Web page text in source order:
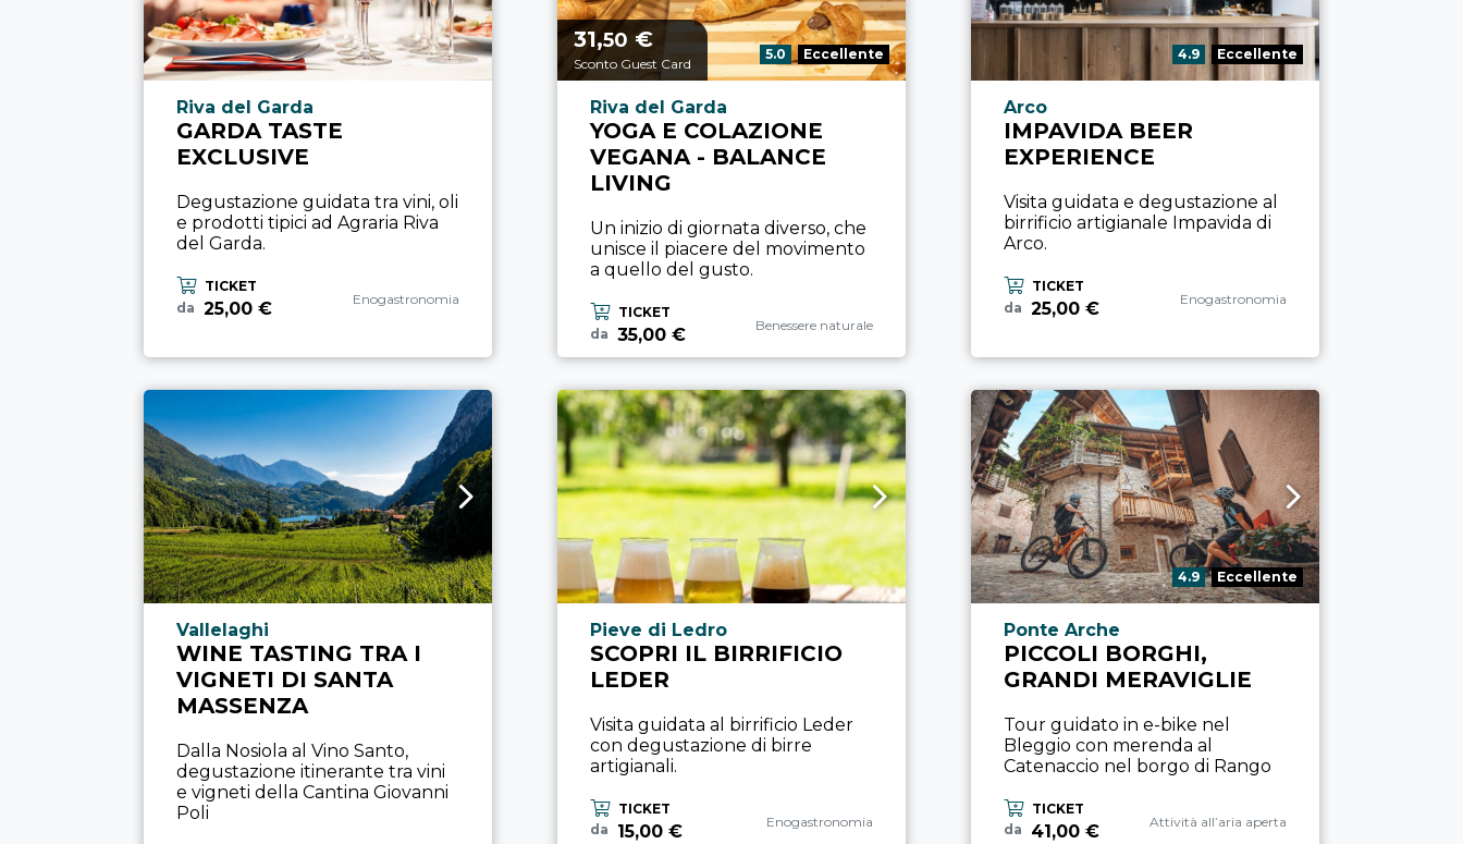
Località esperienza
Riva del Garda
GARDA TASTE
EXCLUSIVE
Degustazione guidata tra vini, oli
e prodotti tipici ad Agraria Riva
del Garda.
TICKET
da 25,00 €
Categoria esperienza
Enogastronomia
Prezzo a partire da
31,50 €
Sconto Guest Card
Valutazione:
5.0 Eccellente
Località esperienza
Riva del Garda
YOGA E COLAZIONE
VEGANA - BALANCE
LIVING
Un inizio di giornata diverso, che
unisce il piacere del movimento
a quello del gusto.
TICKET
da 35,00 €
Categoria esperienza
Benessere naturale
Valutazione:
4.9 Eccellente
Località esperienza
Arco
IMPAVIDA BEER
EXPERIENCE
Visita guidata e degustazione al
birrificio artigianale Impavida di
Arco.
TICKET
da 25,00 €
Categoria esperienza
Enogastronomia
Località esperienza
Vallelaghi
WINE TASTING TRA I
VIGNETI DI SANTA
MASSENZA
Dalla Nosiola al Vino Santo,
degustazione itinerante tra vini
e vigneti della Cantina Giovanni
Poli
Località esperienza
Pieve di Ledro
SCOPRI IL BIRRIFICIO
LEDER
Visita guidata al birrificio Leder
con degustazione di birre
artigianali.
TICKET
da
15,00 €
Categoria esperienza
Enogastronomia
Valutazione:
4.9 Eccellente
Località esperienza
Ponte Arche
PICCOLI BORGHI,
GRANDI MERAVIGLIE
Tour guidato in e-bike nel
Bleggio con merenda al
Catenaccio nel borgo di Rango
TICKET
da
41,00 €
Categoria esperienza
Attività all’aria aperta